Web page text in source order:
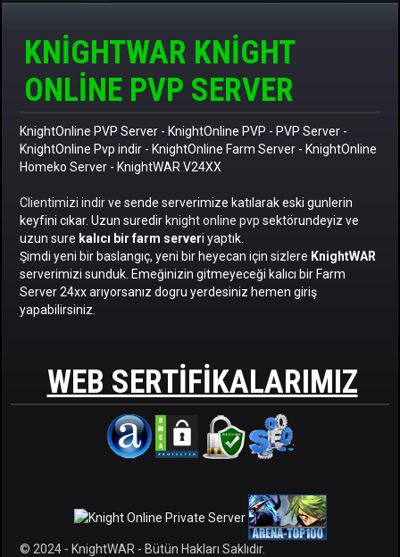
KNIGHTWAR KNIGHT
ONLINE PVP SERVER
KnightOnline PVP Server - KnightOnline PVP - PVP Server -
KnightOnline Pvp indir - KnightOnline Farm Server - KnightOnline
Homeko Server - KnightWAR V24XX
Clientimizi indirve sende serverimize katılarak eski gunlerin
keyfini cıkar. Uzun suredir knight online pvp sektörundeyiz ve
uzun sure kalıcı bir farm serveri yaptık.
Şimdi yeni bir baslangıç, yeni bir heyecan için sizlere KnightWAR
serverimizi sunduk. Emeğinizin gitmeyeceği kalıcı bir Farm
Server 24xx arıyorsanız dogru yerdesiniz hemen giriş
yapabilirsiniz.
WEB SERTIFIKALARIMIZ
© 2024 - KnightWAR - Bütün Hakları Saklıdır.